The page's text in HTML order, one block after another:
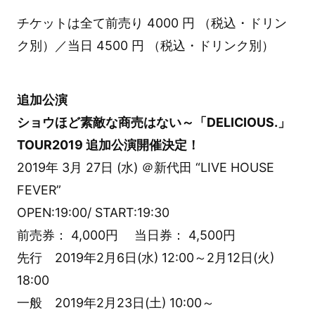
チケットは全て前売り 4000 円 （税込・ドリン
ク別）／当日 4500 円 （税込・ドリンク別）
追加公演
ショウほど素敵な商売はない～「DELICIOUS.」
TOUR2019 追加公演開催決定！
2019年 3月 27日 (水) ＠新代田 “LIVE HOUSE
FEVER”
OPEN:19:00/ START:19:30
前売券： 4,000円 当日券： 4,500円
先行 2019年2月6日(水) 12:00～2月12日(火)
18:00
一般 2019年2月23日(土) 10:00～